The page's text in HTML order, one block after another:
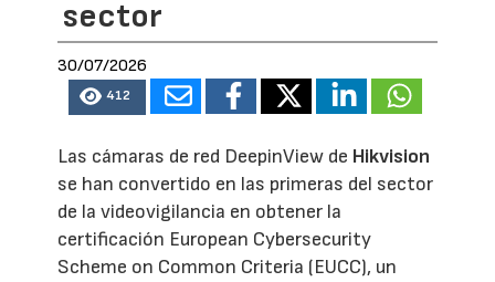
sector
30/07/2026
412
Las cámaras de red DeepinView de Hikvision
se han convertido en las primeras del sector
de la videovigilancia en obtener la
certificación European Cybersecurity
Scheme on Common Criteria (EUCC), un